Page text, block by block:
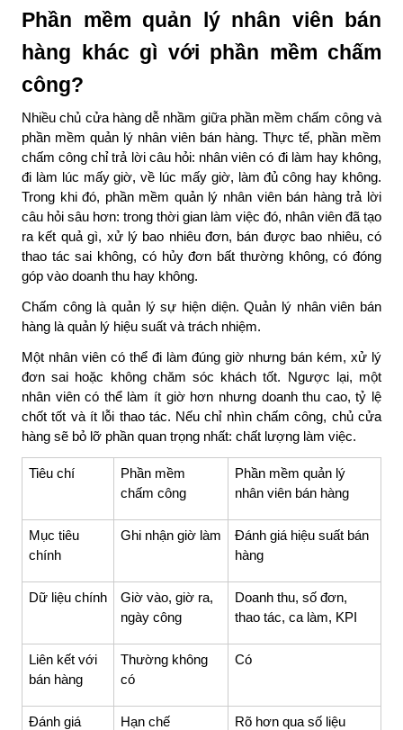
Phần mềm quản lý nhân viên bán
hàng khác gì với phần mềm chấm
công?
Nhiều chủ cửa hàng dễ nhầm giữa phần mềm chấm công và
phần mềm quản lý nhân viên bán hàng. Thực tế, phần mềm
chấm công chỉ trả lời câu hỏi: nhân viên có đi làm hay không,
đi làm lúc mấy giờ, về lúc mấy giờ, làm đủ công hay không.
Trong khi đó, phần mềm quản lý nhân viên bán hàng trả lời
câu hỏi sâu hơn: trong thời gian làm việc đó, nhân viên đã tạo
ra kết quả gì, xử lý bao nhiêu đơn, bán được bao nhiêu, có
thao tác sai không, có hủy đơn bất thường không, có đóng
góp vào doanh thu hay không.
Chấm công là quản lý sự hiện diện. Quản lý nhân viên bán
hàng là quản lý hiệu suất và trách nhiệm.
Một nhân viên có thể đi làm đúng giờ nhưng bán kém, xử lý
đơn sai hoặc không chăm sóc khách tốt. Ngược lại, một
nhân viên có thể làm ít giờ hơn nhưng doanh thu cao, tỷ lệ
chốt tốt và ít lỗi thao tác. Nếu chỉ nhìn chấm công, chủ cửa
hàng sẽ bỏ lỡ phần quan trọng nhất: chất lượng làm việc.
Tiêu chí
Phần mềm
chấm công
Phần mềm quản lý
nhân viên bán hàng
Mục tiêu
chính
Ghi nhận giờ làm
Đánh giá hiệu suất bán
hàng
Dữ liệu chính
Giờ vào, giờ ra,
ngày công
Doanh thu, số đơn,
thao tác, ca làm, KPI
Liên kết với
bán hàng
Thường không
có
Có
Đánh giá
Hạn chế Rõ hơn qua số liệu